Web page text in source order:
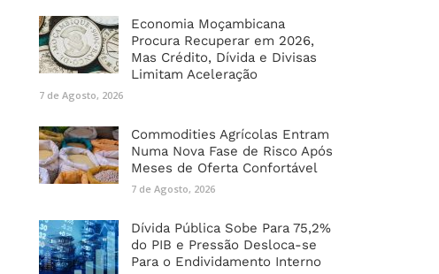
Economia Moçambicana
Procura Recuperar em 2026,
Mas Crédito, Dívida e Divisas
Limitam Aceleração
7 de Agosto, 2026
Commodities Agrícolas Entram
Numa Nova Fase de Risco Após
Meses de Oferta Confortável
7 de Agosto, 2026
Dívida Pública Sobe Para 75,2%
do PIB e Pressão Desloca-se
Para o Endividamento Interno